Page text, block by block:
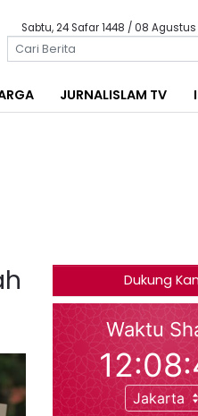
Sabtu, 24 Safar 1448 / 08
JURNALISLAM TV
Dukung